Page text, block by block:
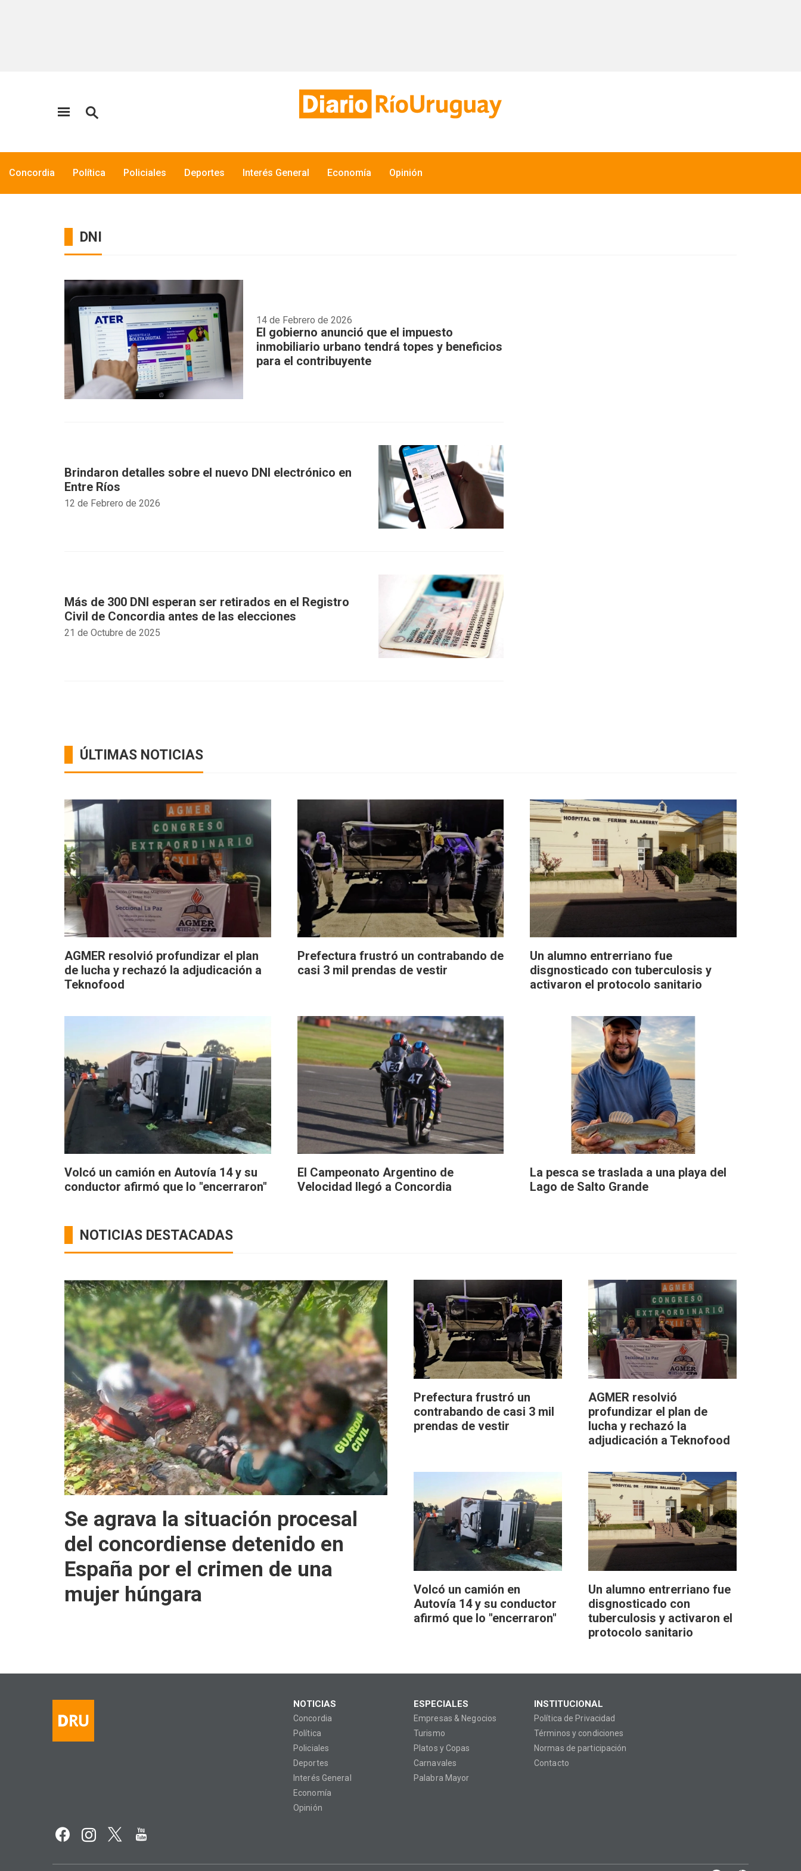
Concordia Política Policiales Deportes Interés General Economía Opinión
DNI
14 de Febrero de 2026
El gobierno anunció que el impuesto
inmobiliario urbano tendrá topes y beneficios
para el contribuyente
12 de Febrero de 2026
Brindaron detalles sobre el nuevo DNI electrónico en
Entre Ríos
21 de Octubre de 2025
Más de 300 DNI esperan ser retirados en el Registro
Civil de Concordia antes de las elecciones
ÚLTIMAS NOTICIAS
AGMER resolvió profundizar el plan
de lucha y rechazó la adjudicación a
Teknofood
Prefectura frustró un contrabando de
casi 3 mil prendas de vestir
Un alumno entrerriano fue
disgnosticado con tuberculosis y
activaron el protocolo sanitario
Volcó un camión en Autovía 14 y su
conductor afirmó que lo "encerraron"
El Campeonato Argentino de
Velocidad llegó a Concordia
La pesca se traslada a una playa del
Lago de Salto Grande
NOTICIAS DESTACADAS
Se agrava la situación procesal
del concordiense detenido en
España por el crimen de una
mujer húngara
Prefectura frustró un
contrabando de casi 3 mil
prendas de vestir
AGMER resolvió
profundizar el plan de
lucha y rechazó la
adjudicación a Teknofood
Volcó un camión en
Autovía 14 y su conductor
afirmó que lo "encerraron"
Un alumno entrerriano fue
disgnosticado con
tuberculosis y activaron el
protocolo sanitario
NOTICIAS
Concordia
Política
Policiales
Deportes
Interés General
Economía
Opinión
ESPECIALES
Empresas & Negocios
Turismo
Platos y Copas
Carnavales
Palabra Mayor
INSTITUCIONAL
Política de Privacidad
Términos y condiciones
Normas de participación
Contacto